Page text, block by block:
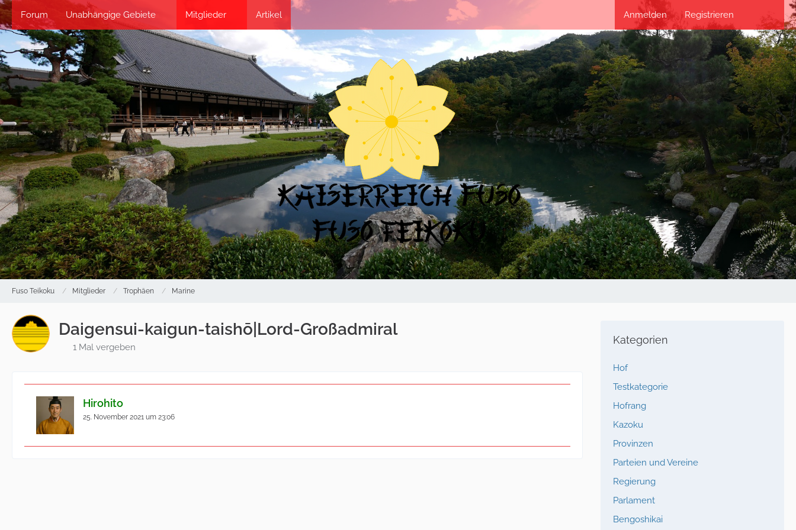
Forum Unabhängige Gebiete Mitglieder Artikel Anmelden Registrieren
Fuso Teikoku Mitglieder Trophäen Marine
Daigensui-kaigun-taishō|Lord-Großadmiral
1 Mal vergeben
Hirohito
25. November 2021 um 23:06
Kategorien
Hof
Testkategorie
Hofrang
Kazoku
Provinzen
Parteien und Vereine
Regierung
Parlament
Bengoshikai